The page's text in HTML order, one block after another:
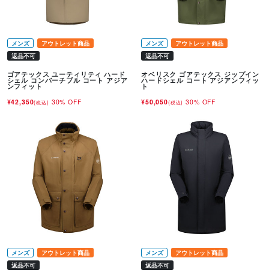
メンズ
アウトレット商品
返品不可
ゴアテックス ユーティリティ ハード
シェル コンバーチブル コート アジア
ンフィット
¥42,350(税込) 30% OFF
メンズ
アウトレット商品
返品不可
オベリスク ゴアテックス ジップイン
ハードシェル コート アジアンフィッ
ト
¥50,050(税込) 30% OFF
メンズ
アウトレット商品
返品不可
メンズ
アウトレット商品
返品不可